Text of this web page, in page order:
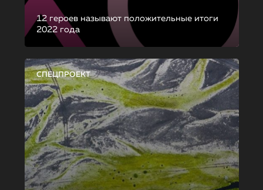
12 героев называют положительные итоги
2022 года
СПЕЦПРОЕКТ